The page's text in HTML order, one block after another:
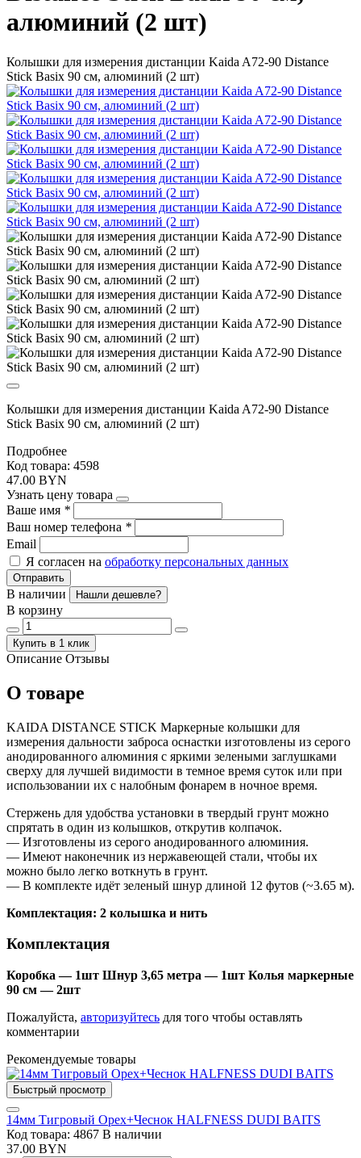
алюминий (2 шт)
Колышки для измерения дистанции Kaida A72-90 Distance
Stick Basix 90 см, алюминий (2 шт)
Колышки для измерения дистанции Kaida A72-90 Distance
Stick Basix 90 см, алюминий (2 шт)
Подробнее
Код товара: 4598
47.00 BYN
Узнать цену товара
Ваше имя *
Ваш номер телефона *
Email
Я согласен на обработку персональных данных
Отправить
В наличии Нашли дешевле?
В корзину
Купить в 1 клик
Описание Отзывы
О товаре
KAIDA DISTANCE STICK Маркерные колышки для
измерения дальности заброса оснастки изготовлены из серого
анодированного алюминия с яркими зелеными заглушками
сверху для лучшей видимости в темное время суток или при
использовании их с налобным фонарем в ночное время.
Стержень для удобства установки в твердый грунт можно
спрятать в один из колышков, открутив колпачок.
— Изготовлены из серого анодированного алюминия.
— Имеют наконечник из нержавеющей стали, чтобы их
можно было легко воткнуть в грунт.
— В комплекте идёт зеленый шнур длиной 12 футов (~3.65 м).
Комплектация: 2 колышка и нить
Комплектация
Коробка — 1шт Шнур 3,65 метра — 1шт Колья маркерные
90 см — 2шт
Пожалуйста, авторизуйтесь для того чтобы оставлять
комментарии
Рекомендуемые товары
Быстрый просмотр
14мм Тигровый Орех+Чеснок HALFNESS DUDI BAITS
Код товара: 4867 В наличии
37.00 BYN